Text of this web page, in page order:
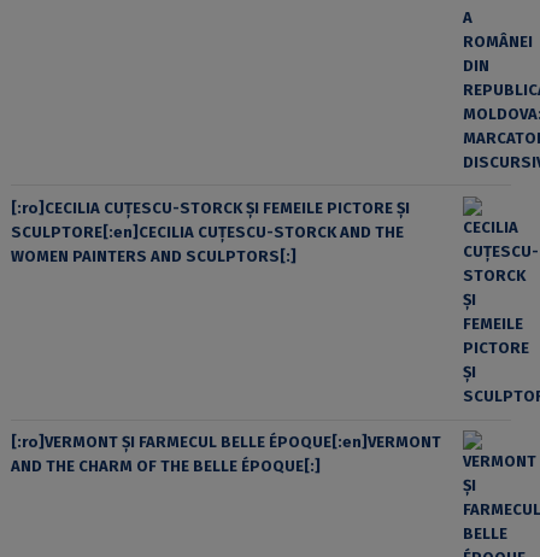
[:ro]CECILIA CUŢESCU-STORCK ŞI FEMEILE PICTORE ŞI
SCULPTORE[:en]CECILIA CUŢESCU-STORCK AND THE
WOMEN PAINTERS AND SCULPTORS[:]
[:ro]VERMONT ȘI FARMECUL BELLE ÉPOQUE[:en]VERMONT
AND THE CHARM OF THE BELLE ÉPOQUE[:]